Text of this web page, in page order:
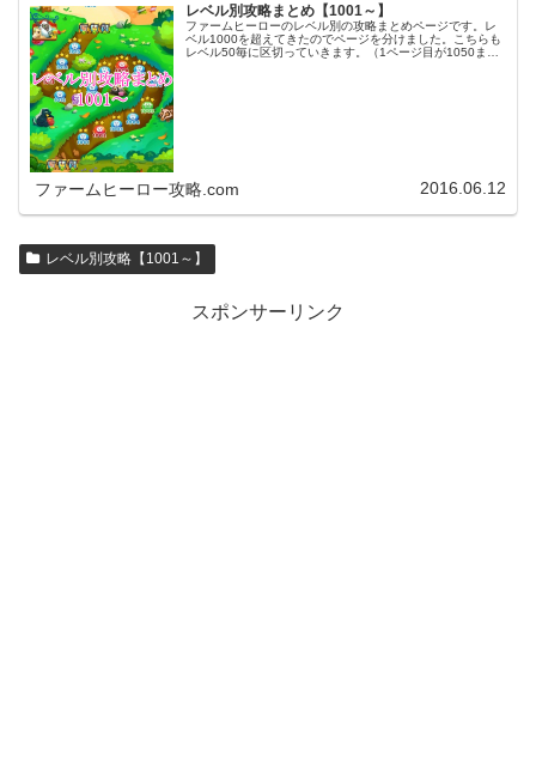
レベル別攻略まとめ【1001～】
ファームヒーローのレベル別の攻略まとめページです。レ
ベル1000を超えてきたのでページを分けました。こちらも
レベル50毎に区切っていきます。（1ページ目が1050ま
ファームヒーロー攻略.com 2016.06.12
レベル別攻略【1001～】
スポンサーリンク